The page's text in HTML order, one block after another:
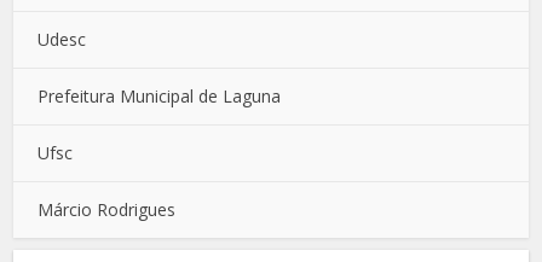
Udesc
Prefeitura Municipal de Laguna
Ufsc
Márcio Rodrigues